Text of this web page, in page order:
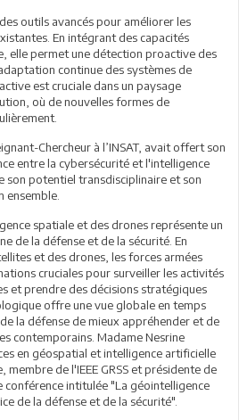
outils avancés pour améliorer les
En intégrant des capacités
elle permet une détection proactive des
continue des systèmes de
est cruciale dans un paysage
où de nouvelles formes de
Chercheur à l’INSAT, avait offert son
entre la cybersécurité et l'intelligence
son potentiel transdisciplinaire et son
ensemble.
spatiale et des drones représente un
de la défense et de la sécurité. En
et des drones, les forces armées
cruciales pour surveiller les activités
et prendre des décisions stratégiques
offre une vue globale en temps
la défense de mieux appréhender et de
contemporains. Madame Nesrine
en géospatial et intelligence artificielle
de l'IEEE GRSS et présidente de
conférence intitulée "La géointelligence
de la défense et de la sécurité".